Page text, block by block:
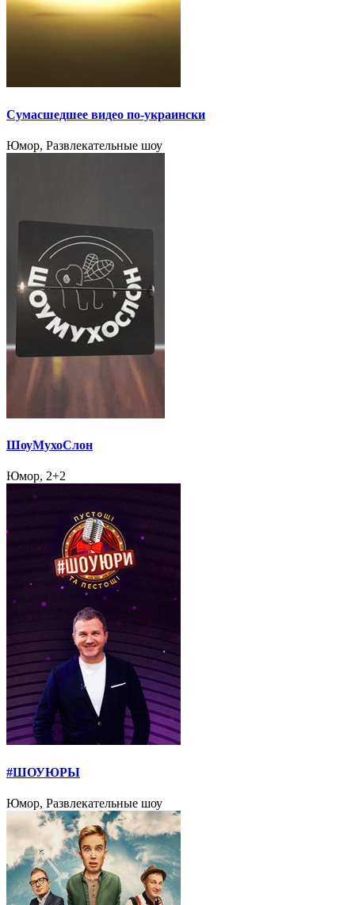
Сумасшедшее видео по-украински
Юмор, Развлекательные шоу
ШоуМухоСлон
Юмор, 2+2
#ШОУЮРЫ
Юмор, Развлекательные шоу